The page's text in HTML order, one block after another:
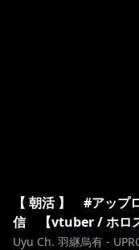
━‥‥・
※ホロライブプロダ
【 朝活 】 #アップ
信 【vtuber / ホロス
Uyu Ch. 羽継烏有 -